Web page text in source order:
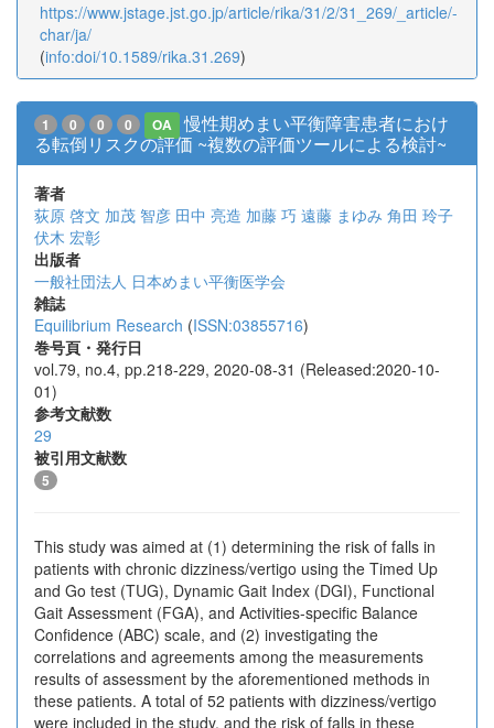
https://www.jstage.jst.go.jp/article/rika/31/2/31_269/_article/-
char/ja/
(info:doi/10.1589/rika.31.269)
1 0 0 0 OA
慢性期めまい平衡障害患者におけ
る転倒リスクの評価 ~複数の評価ツールによる検討~
著者
荻原 啓文 加茂 智彦 田中 亮造 加藤 巧 遠藤 まゆみ 角田 玲子
伏木 宏彰
出版者
一般社団法人 日本めまい平衡医学会
雑誌
Equilibrium Research (ISSN:03855716)
巻号頁・発行日
vol.79, no.4, pp.218-229, 2020-08-31 (Released:2020-10-
01)
参考文献数
29
被引用文献数
5
This study was aimed at (1) determining the risk of falls in
patients with chronic dizziness/vertigo using the Timed Up
and Go test (TUG), Dynamic Gait Index (DGI), Functional
Gait Assessment (FGA), and Activities-specific Balance
Confidence (ABC) scale, and (2) investigating the
correlations and agreements among the measurements
results of assessment by the aforementioned methods in
these patients. A total of 52 patients with dizziness/vertigo
were included in the study, and the risk of falls in these